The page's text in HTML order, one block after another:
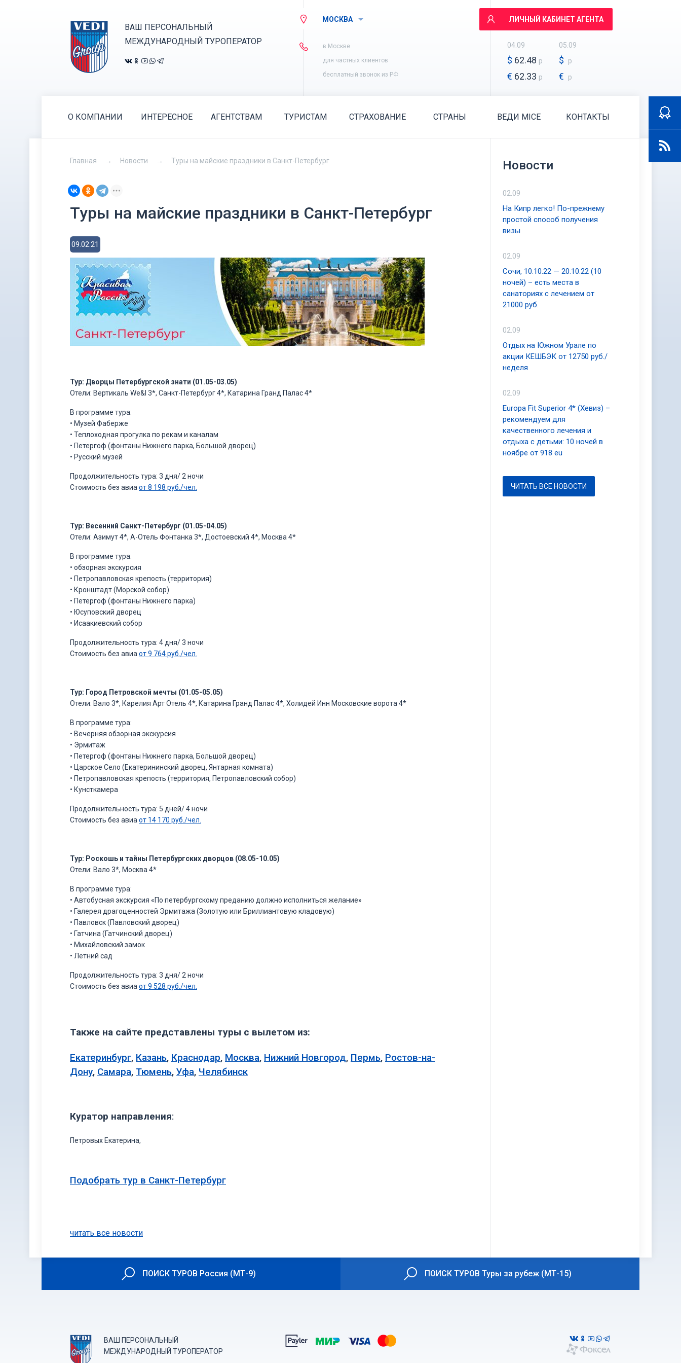
ВАШ ПЕРСОНАЛЬНЫЙ
МЕЖДУНАРОДНЫЙ ТУРОПЕРАТОР
МОСКВА
в Москве
для частных клиентов
бесплатный звонок из РФ
ЛИЧНЫЙ КАБИНЕТ АГЕНТА
04.09
$ 62.48 р
€ 62.33 р
05.09
$ р
€ р
О КОМПАНИИ ИНТЕРЕСНОЕ АГЕНТСТВАМ ТУРИСТАМ СТРАХОВАНИЕ СТРАНЫ ВЕДИ MICE КОНТАКТЫ
Главная Новости Туры на майские праздники в Санкт-Петербург
Туры на майские праздники в Санкт-Петербург
09.02.21
Тур: Дворцы Петербургской знати (01.05-03.05)
Отели: Вертикаль We&I 3*, Санкт-Петербург 4*, Катарина Гранд Палас 4*
В программе тура:
• Музей Фаберже
• Теплоходная прогулка по рекам и каналам
• Петергоф (фонтаны Нижнего парка, Большой дворец)
• Русский музей
Продолжительность тура: 3 дня/ 2 ночи
Стоимость без авиа от 8 198 руб./чел.
Тур: Весенний Санкт-Петербург (01.05-04.05)
Отели: Азимут 4*, А-Отель Фонтанка 3*, Достоевский 4*, Москва 4*
В программе тура:
• обзорная экскурсия
• Петропавловская крепость (территория)
• Кронштадт (Морской собор)
• Петергоф (фонтаны Нижнего парка)
• Юсуповский дворец
• Исаакиевский собор
Продолжительность тура: 4 дня/ 3 ночи
Стоимость без авиа от 9 764 руб./чел.
Тур: Город Петровской мечты (01.05-05.05)
Отели: Вало 3*, Карелия Арт Отель 4*, Катарина Гранд Палас 4*, Холидей Инн Московские ворота 4*
В программе тура:
• Вечерняя обзорная экскурсия
• Эрмитаж
• Петергоф (фонтаны Нижнего парка, Большой дворец)
• Царское Село (Екатерининский дворец, Янтарная комната)
• Петропавловская крепость (территория, Петропавловский собор)
• Кунсткамера
Продолжительность тура: 5 дней/ 4 ночи
Стоимость без авиа от 14 170 руб./чел.
Тур: Роскошь и тайны Петербургских дворцов (08.05-10.05)
Отели: Вало 3*, Москва 4*
В программе тура:
• Автобусная экскурсия «По петербургскому преданию должно исполниться желание»
• Галерея драгоценностей Эрмитажа (Золотую или Бриллиантовую кладовую)
• Павловск (Павловский дворец)
• Гатчина (Гатчинский дворец)
• Михайловский замок
• Летний сад
Продолжительность тура: 3 дня/ 2 ночи
Стоимость без авиа от 9 528 руб./чел.
Также на сайте представлены туры с вылетом из:
Екатеринбург, Казань, Краснодар, Москва, Нижний Новгород, Пермь, Ростов-на-
Дону, Самара, Тюмень, Уфа, Челябинск
Куратор направления:
Петровых Екатерина,
Подобрать тур в Санкт-Петербург
читать все новости
Новости
02.09
На Кипр легко! По-прежнему
простой способ получения
визы
02.09
Сочи, 10.10.22 — 20.10.22 (10
ночей) – есть места в
санаториях с лечением от
21000 руб.
02.09
Отдых на Южном Урале по
акции КЕШБЭК от 12750 руб./
неделя
02.09
Europa Fit Superior 4* (Хевиз) –
рекомендуем для
качественного лечения и
отдыха с детьми: 10 ночей в
ноябре от 918 eu
ЧИТАТЬ ВСЕ НОВОСТИ
ПОИСК ТУРОВ Россия (МТ-9) ПОИСК ТУРОВ Туры за рубеж (МТ-15)
ВАШ ПЕРСОНАЛЬНЫЙ
МЕЖДУНАРОДНЫЙ ТУРОПЕРАТОР